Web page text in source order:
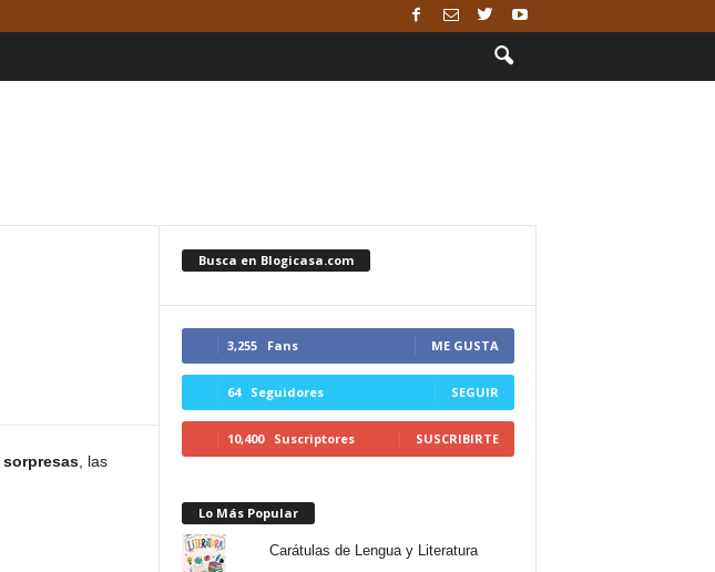
sorpresas, las
Busca en Blogicasa.com
3,255 Fans ME GUSTA
64 Seguidores SEGUIR
10,400 Suscriptores SUSCRIBIRTE
Lo Más Popular
Carátulas de Lengua y Literatura